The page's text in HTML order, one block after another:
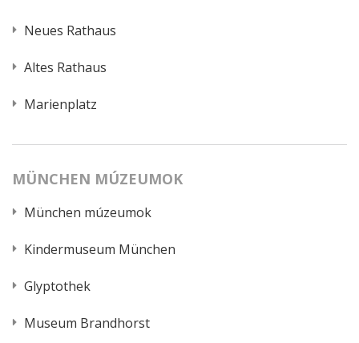
Neues Rathaus
Altes Rathaus
Marienplatz
MÜNCHEN MÚZEUMOK
München múzeumok
Kindermuseum München
Glyptothek
Museum Brandhorst